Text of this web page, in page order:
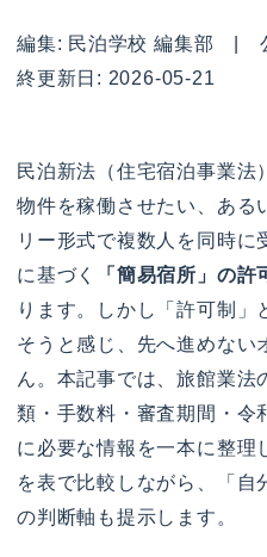
編集: 民泊学校 編集部 |
終更新日: 2026-05-21
民泊新法（住宅宿泊事業法
物件を稼働させたい、ある
リー形式で複数人を同時
に基づく
「簡易宿所」の許
ります。しかし「許可制」
そうと感じ、先へ進めない
ん。本記事では、旅館業法
類・手数料・審査期間・令
に必要な情報を一本に整理
を表で比較しながら、「自
の判断軸も提示します。